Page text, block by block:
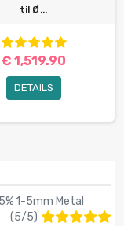
til Ø...
€ 1,519.90
DETAILS
1-5mm Metal
(5/5)